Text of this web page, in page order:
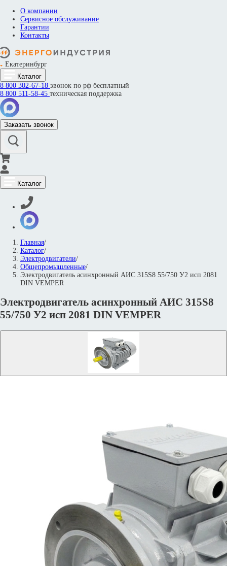
О компании
Сервисное обслуживание
Гарантии
Контакты
Екатеринбург
Каталог
8 800 302-67-18 звонок по рф бесплатный
8 800 511-58-45 техническая поддержка
Заказать звонок
Каталог
Главная/
Каталог/
Электродвигатели/
Общепромышленные/
Электродвигатель асинхронный АИС 315S8 55/750 У2 исп 2081
DIN VEMPER
Электродвигатель асинхронный АИС 315S8
55/750 У2 исп 2081 DIN VEMPER